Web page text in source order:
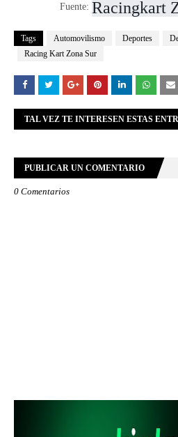
Fuente: Racingkart
Tags Automovilismo Deportes
Racing Kart Zona Sur
TAL VEZ TE INTERESEN ESTAS
PUBLICAR UN COMENTARIO
0 Comentarios